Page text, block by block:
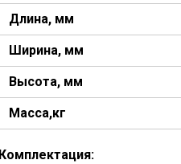
Длина, мм
Ширина, мм
Высота, мм
Масса,кг
Комплектация: